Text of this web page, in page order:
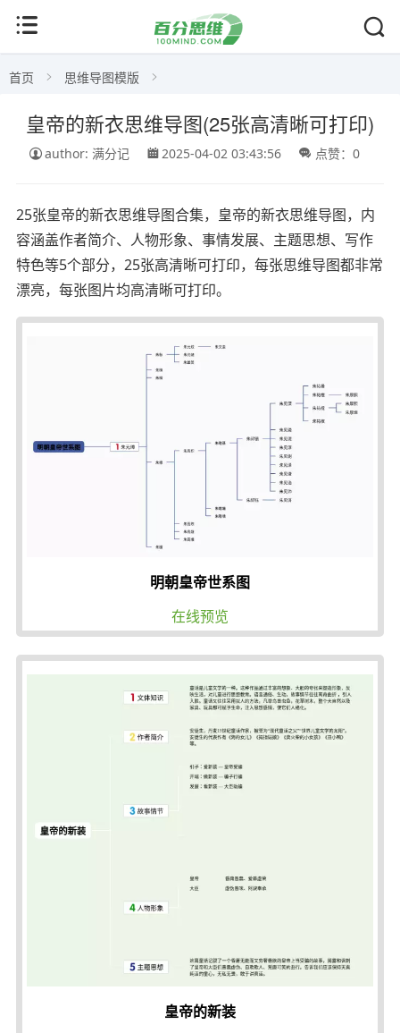
首页 思维导图模版
皇帝的新衣思维导图(25张高清晰可打印)
author: 满分记 2025-04-02 03:43:56 点赞：0
25张皇帝的新衣思维导图合集，皇帝的新衣思维导图，内
容涵盖作者简介、人物形象、事情发展、主题思想、写作
特色等5个部分，25张高清晰可打印，每张思维导图都非常
漂亮，每张图片均高清晰可打印。
明朝皇帝世系图
在线预览
皇帝的新装